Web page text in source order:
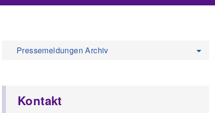
Pressemeldungen Archiv
Kontakt